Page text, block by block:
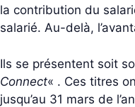
la contribution du
salarié. Au-delà,
Ils se présentent soit
Connect« . Ces titres
jusqu’au 31 mars de